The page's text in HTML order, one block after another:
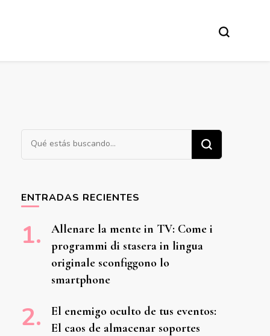
¿Buscas algo?
ENTRADAS RECIENTES
Allenare la mente in TV: Come i
programmi di stasera in lingua
originale sconfiggono lo
smartphone
El enemigo oculto de tus eventos:
El caos de almacenar soportes